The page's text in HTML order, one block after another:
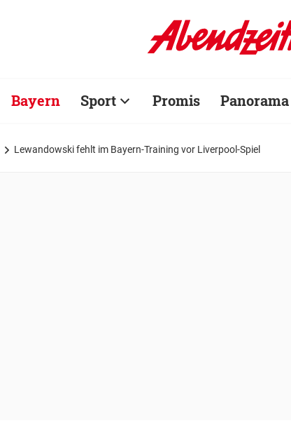
Bayern Sport Promis Panorama
Lewandowski fehlt im Bayern-Training vor Liverpool-Spiel